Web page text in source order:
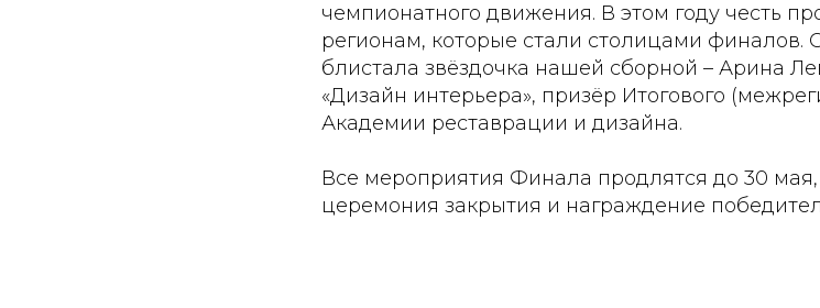
чемпионатного движения. В этом году честь
регионам, которые стали столицами финалов.
блистала звёздочка нашей сборной – Арина
«Дизайн интерьера», призёр Итогового
Академии реставрации и дизайна.
Все мероприятия Финала продлятся до 30 мая,
церемония закрытия и награждение